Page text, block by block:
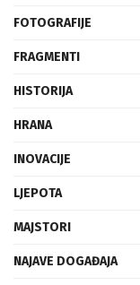
FOTOGRAFIJE
FRAGMENTI
HISTORIJA
HRANA
INOVACIJE
LJEPOTA
MAJSTORI
NAJAVE DOGAĐAJA